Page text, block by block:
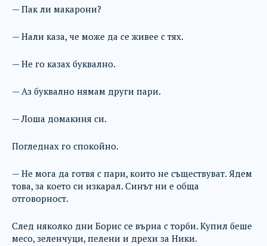
— Пак ли макарони?
— Нали каза, че може да се живее с тях.
— Не го казах буквално.
— Аз буквално нямам други пари.
— Лоша домакиня си.
Погледнах го спокойно.
— Не мога да готвя с пари, които не съществуват. Ядем
това, за което си изкарал. Синът ни е обща
отговорност.
След няколко дни Борис се върна с торби. Купил беше
месо, зеленчуци, пелени и дрехи за Ники.